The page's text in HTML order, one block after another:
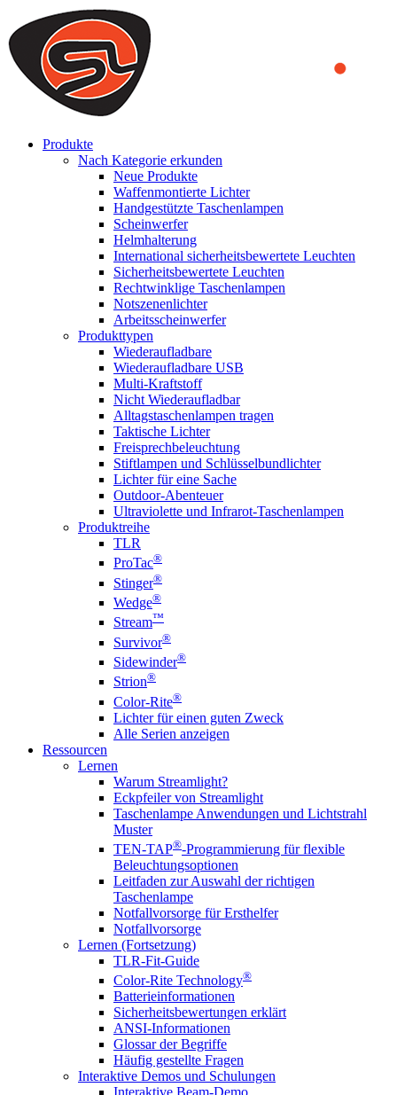
We use cookies to ensure that we provide you the best experience
on our website. By continuing to browse this website, you accept
that cookies are used to help us analyze how the website is used and
to offer you a better experience. To learn more or to find out how
you can disable cookies, you can access our
Produkte
Nach Kategorie erkunden
Neue Produkte
Waffenmontierte Lichter
Handgestützte Taschenlampen
Scheinwerfer
Helmhalterung
International sicherheitsbewertete Leuchten
Sicherheitsbewertete Leuchten
Rechtwinklige Taschenlampen
Notszenenlichter
Arbeitsscheinwerfer
Produkttypen
Wiederaufladbare
Wiederaufladbare USB
Multi-Kraftstoff
Nicht Wiederaufladbar
Alltagstaschenlampen tragen
Taktische Lichter
Freisprechbeleuchtung
Stiftlampen und Schlüsselbundlichter
Lichter für eine Sache
Outdoor-Abenteuer
Ultraviolette und Infrarot-Taschenlampen
Produktreihe
TLR
ProTac®
Stinger®
Wedge®
Stream™
Survivor®
Sidewinder®
Strion®
Color-Rite®
Lichter für einen guten Zweck
Alle Serien anzeigen
Ressourcen
Lernen
Warum Streamlight?
Eckpfeiler von Streamlight
Taschenlampe Anwendungen und Lichtstrahl
Muster
TEN-TAP®-Programmierung für flexible
Beleuchtungsoptionen
Leitfaden zur Auswahl der richtigen
Taschenlampe
Notfallvorsorge für Ersthelfer
Notfallvorsorge
Lernen (Fortsetzung)
TLR-Fit-Guide
Color-Rite Technology®
Batterieinformationen
Sicherheitsbewertungen erklärt
ANSI-Informationen
Glossar der Begriffe
Häufig gestellte Fragen
Interaktive Demos und Schulungen